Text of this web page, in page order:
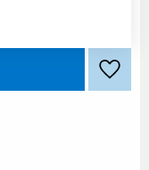
Lägg